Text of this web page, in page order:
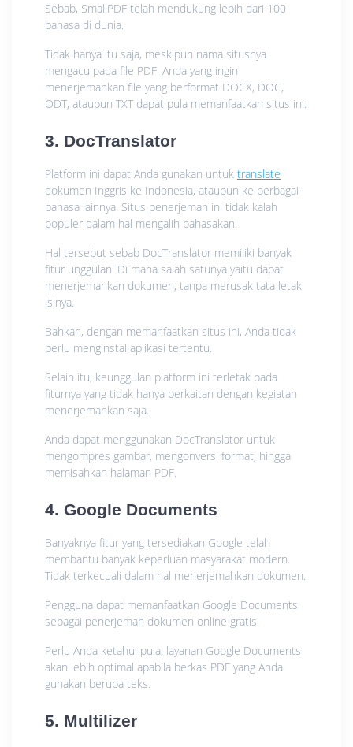
Sebab, SmallPDF telah mendukung lebih dari 100
bahasa di dunia.
Tidak hanya itu saja, meskipun nama situsnya
mengacu pada file PDF. Anda yang ingin
menerjemahkan file yang berformat DOCX, DOC,
ODT, ataupun TXT dapat pula memanfaatkan situs ini.
3. DocTranslator
Platform ini dapat Anda gunakan untuk translate
dokumen Inggris ke Indonesia, ataupun ke berbagai
bahasa lainnya. Situs penerjemah ini tidak kalah
populer dalam hal mengalih bahasakan.
Hal tersebut sebab DocTranslator memiliki banyak
fitur unggulan. Di mana salah satunya yaitu dapat
menerjemahkan dokumen, tanpa merusak tata letak
isinya.
Bahkan, dengan memanfaatkan situs ini, Anda tidak
perlu menginstal aplikasi tertentu.
Selain itu, keunggulan platform ini terletak pada
fiturnya yang tidak hanya berkaitan dengan kegiatan
menerjemahkan saja.
Anda dapat menggunakan DocTranslator untuk
mengompres gambar, mengonversi format, hingga
memisahkan halaman PDF.
4. Google Documents
Banyaknya fitur yang tersediakan Google telah
membantu banyak keperluan masyarakat modern.
Tidak terkecuali dalam hal menerjemahkan dokumen.
Pengguna dapat memanfaatkan Google Documents
sebagai penerjemah dokumen online gratis.
Perlu Anda ketahui pula, layanan Google Documents
akan lebih optimal apabila berkas PDF yang Anda
gunakan berupa teks.
5. Multilizer